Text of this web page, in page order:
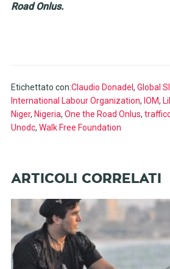
Road Onlus.
Etichettato con:Claudio Donadel , Global
International Labour Organization, IOM,
Niger, Nigeria, One the Road Onlus,
Unodc, Walk Free Foundation